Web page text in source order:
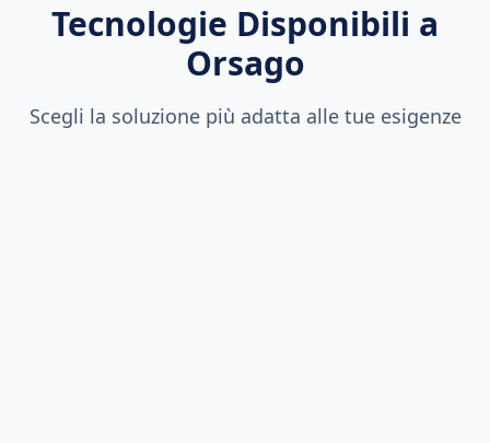
Tecnologie Disponibili a
Orsago
Scegli la soluzione più adatta alle tue esigenze